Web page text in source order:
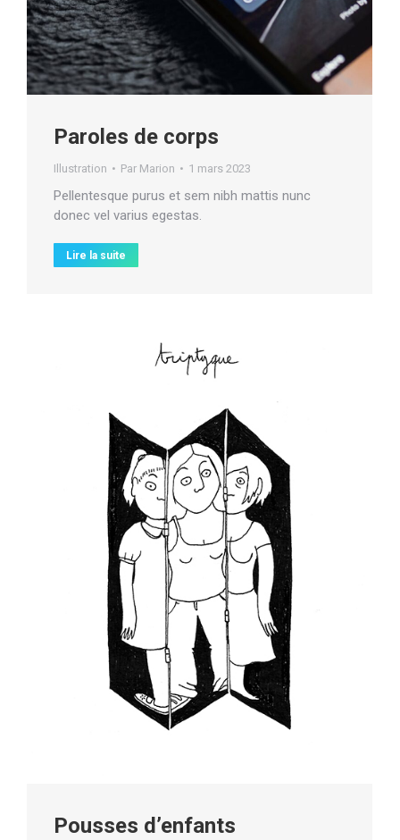
Paroles de corps
Illustration Par Marion 1 mars 2023
Pellentesque purus et sem nibh mattis nunc
donec vel varius egestas.
Lire la suite
Pousses d’enfants